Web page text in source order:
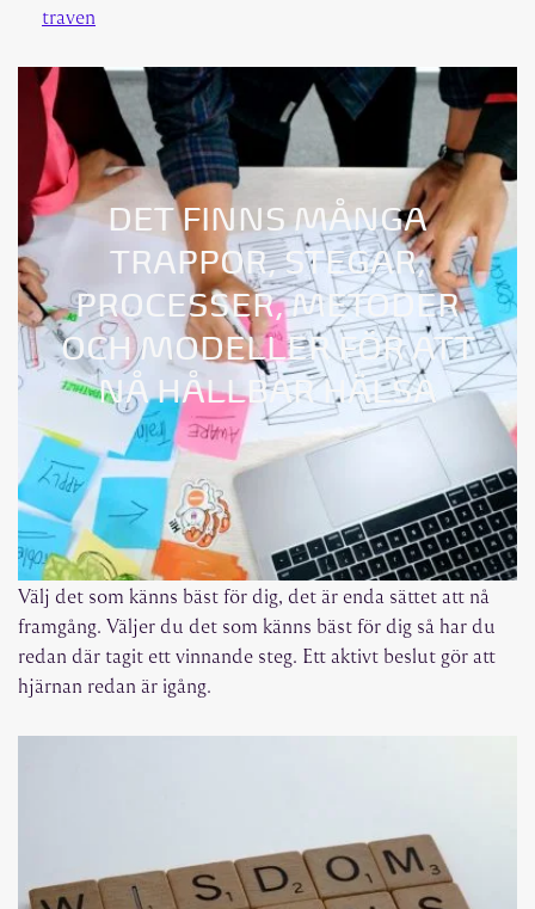
traven
DET FINNS MÅNGA
TRAPPOR, STEGAR,
PROCESSER, METODER
OCH MODELLER FÖR ATT
NÅ HÅLLBAR HÄLSA
Välj det som känns bäst för dig, det är enda sättet att nå
framgång. Väljer du det som känns bäst för dig så har du
redan där tagit ett vinnande steg. Ett aktivt beslut gör att
hjärnan redan är igång.